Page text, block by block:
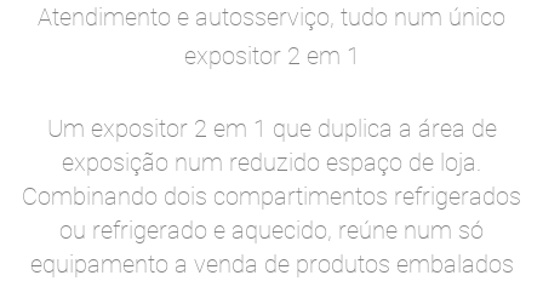
Atendimento e autosserviço, tudo num único
expositor 2 em 1
Um expositor 2 em 1 que duplica a área de
exposição num reduzido espaço de loja.
Combinando dois compartimentos refrigerados
ou refrigerado e aquecido, reúne num só
equipamento a venda de produtos embalados